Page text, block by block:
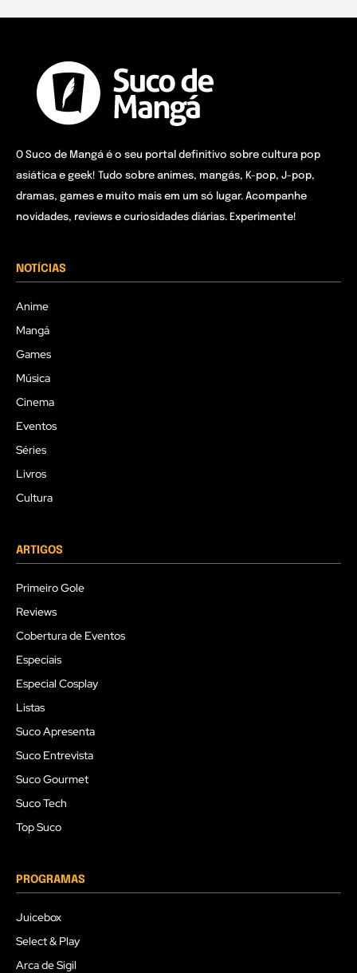
O Suco de Mangá é o seu portal definitivo sobre cultura pop
asiática e geek! Tudo sobre animes, mangás, K-pop, J-pop,
dramas, games e muito mais em um só lugar. Acompanhe
novidades, reviews e curiosidades diárias. Experimente!
NOTÍCIAS
Anime
Mangá
Games
Música
Cinema
Eventos
Séries
Livros
Cultura
ARTIGOS
Primeiro Gole
Reviews
Cobertura de Eventos
Especiais
Especial Cosplay
Listas
Suco Apresenta
Suco Entrevista
Suco Gourmet
Suco Tech
Top Suco
PROGRAMAS
Juicebox
Select & Play
Arca de Sigil